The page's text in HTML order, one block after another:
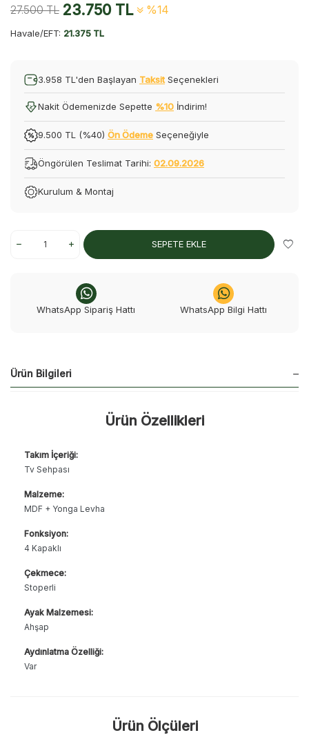
27.500TL 23.750TL %14
Havale/EFT: 21.375 TL
3.958 TL'den Başlayan Taksit Seçenekleri
Nakit Ödemenizde Sepette %10 İndirim!
9.500 TL (%40) Ön Ödeme Seçeneğiyle
Öngörülen Teslimat Tarihi: 02.09.2026
Kurulum & Montaj
SEPETE EKLE
WhatsApp Sipariş Hattı WhatsApp Bilgi Hattı
Ürün Bilgileri
Ürün Özellikleri
Takım İçeriği:
Tv Sehpası
Malzeme:
MDF + Yonga Levha
Fonksiyon:
4 Kapaklı
Çekmece:
Stoperli
Ayak Malzemesi:
Ahşap
Aydınlatma Özelliği:
Var
Ürün Ölçüleri